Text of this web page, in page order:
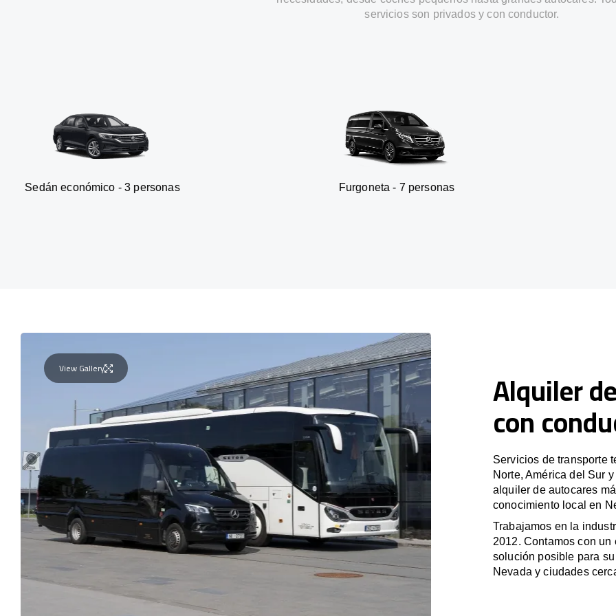
servicios son privados y con conductor.
- 3 personas Furgoneta - 7 personas SUV -
View Gallery Alquiler
con
Servicios de transporte
Norte, América del Sur
alquiler de autocares
conocimiento local en
Trabajamos en la
2012. Contamos con
solución posible para
Nevada y ciudades